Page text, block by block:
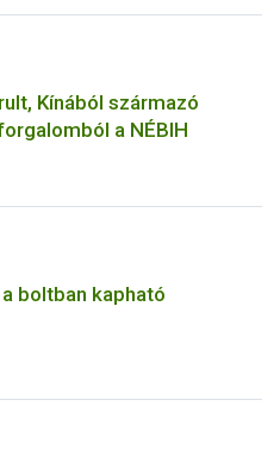
Kínából származó
a NÉBIH
boltban kapható